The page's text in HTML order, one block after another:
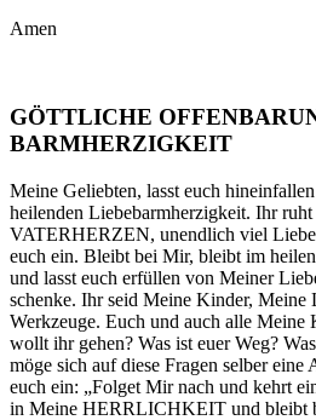
Amen
GÖTTLICHE
BARMHERZIGKEIT
Meine Geliebten, lasst euch
heilenden Liebebarmherzigkeit. Ihr
VATERHERZEN, unendlich viel
euch ein. Bleibt bei Mir, bleibt im
und lasst euch erfüllen von Meiner
schenke. Ihr seid Meine Kinder, Meine
Werkzeuge. Euch und auch alle
wollt ihr gehen? Was ist euer Weg?
möge sich auf diese Fragen selber
euch ein: „Folget Mir nach und kehrt
in Meine HERRLICHKEIT und bleibt